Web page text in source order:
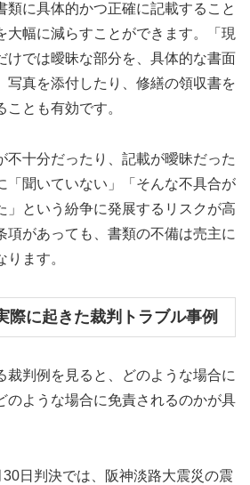
類に具体的かつ正確に記載すること
大幅に減らすことができます。「現
けでは曖昧な部分を、具体的な書面
写真を添付したり、修繕の領収書を
とも有効です。
不十分だったり、記載が曖昧だった
「聞いていない」「そんな不具合が
」という紛争に発展するリスクが高
項があっても、書類の不備は売主に
ます。
際に起きた裁判トラブル事例
裁判例を見ると、どのような場合に
のような場合に免責されるのかが具
日判決では、阪神淡路大震災の震